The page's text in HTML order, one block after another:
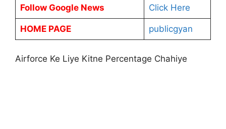
Follow Google News Click Here
HOME PAGE publicgyan
Airforce Ke Liye Kitne Percentage Chahiye